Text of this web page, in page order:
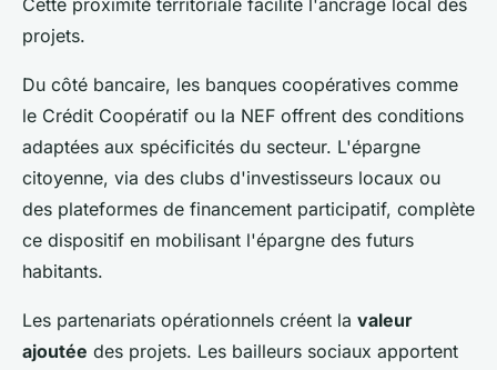
Cette proximité territoriale facilite l'ancrage local des
projets.
Du côté bancaire, les banques coopératives comme
le Crédit Coopératif ou la NEF offrent des conditions
adaptées aux spécificités du secteur. L'épargne
citoyenne, via des clubs d'investisseurs locaux ou
des plateformes de financement participatif, complète
ce dispositif en mobilisant l'épargne des futurs
habitants.
Les partenariats opérationnels créent la valeur
ajoutée des projets. Les bailleurs sociaux apportent